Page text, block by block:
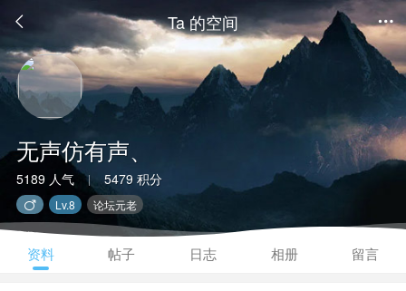
 Ta 的空间 
无声仿有声、
5189 人气 | 5479 积分
 Lv.8 论坛元老
资料 帖子 日志 相册 留言